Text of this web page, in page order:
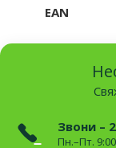
EAN
Звони –
Пн.–Пт.